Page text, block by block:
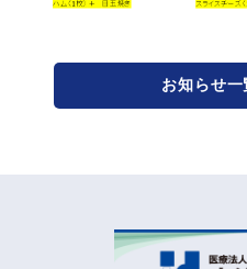
お知らせ一